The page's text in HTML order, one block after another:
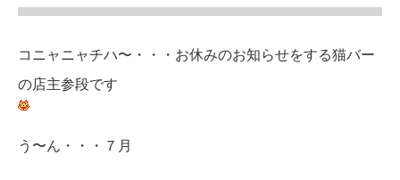
コニャニャチハ〜・・・お休みのお知らせをする猫バー
の店主参段です
う〜ん・・・７月